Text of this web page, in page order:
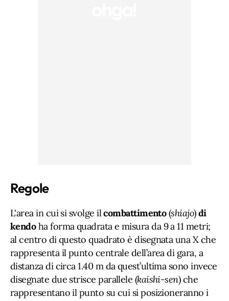
Regole
L'area in cui si svolge ilcombattimento(shiajo)di
kendoha forma quadrata e misura da 9 a 11 metri;
al centro di questo quadrato è disegnata una X che
rappresenta il punto centrale dell’area di gara, a
distanza di circa 1.40 m da quest’ultima sono invece
disegnate due strisce parallele (kaishi-sen) che
rappresentano il punto su cui si posizioneranno i